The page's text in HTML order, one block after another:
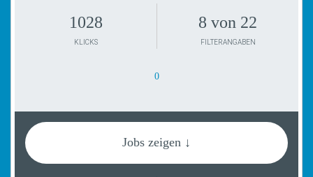
1028
KLICKS
8 von 22
FILTERANGABEN
0
Jobs zeigen ↓